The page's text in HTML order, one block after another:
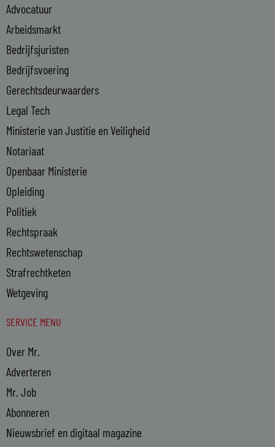
d
i
n
-
i
n
Advocatuur
Arbeidsmarkt
Bedrijfsjuristen
Bedrijfsvoering
Gerechtsdeurwaarders
Legal Tech
Ministerie van Justitie en Veiligheid
Notariaat
Openbaar Ministerie
Opleiding
Politiek
Rechtspraak
Rechtswetenschap
Strafrechtketen
Wetgeving
SERVICE MENU
Over Mr.
Adverteren
Mr. Job
Abonneren
Nieuwsbrief en digitaal magazine